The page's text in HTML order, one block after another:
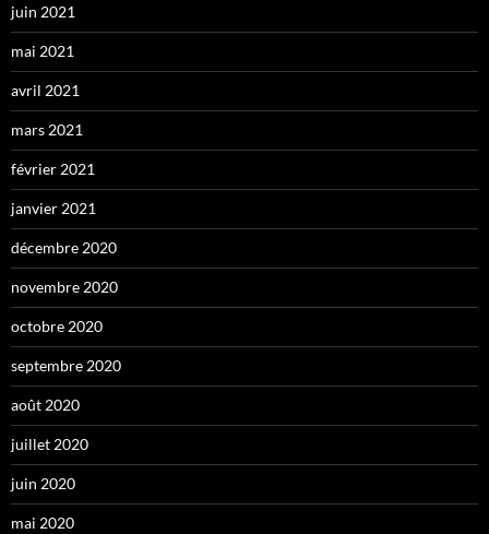
juin 2021
mai 2021
avril 2021
mars 2021
février 2021
janvier 2021
décembre 2020
novembre 2020
octobre 2020
septembre 2020
août 2020
juillet 2020
juin 2020
mai 2020